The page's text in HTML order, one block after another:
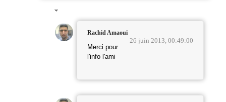
Rachid Amaoui
26 juin 2013, 00:49:00
Merci pour
l'info l'ami